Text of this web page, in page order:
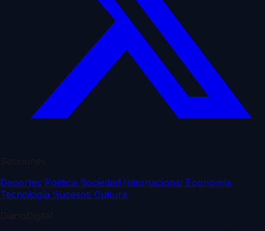
Deportes Política Sociedad Internacional Economía
Tecnología Sucesos Cultura